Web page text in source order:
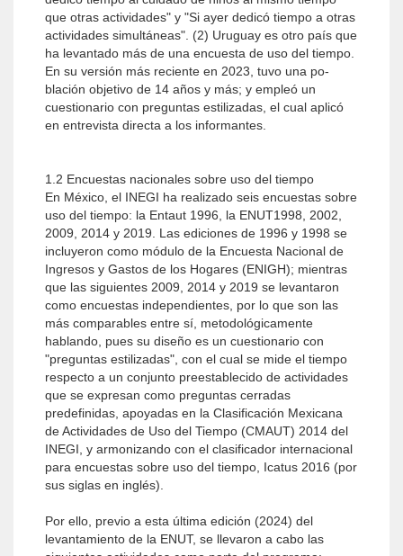
que otras actividades" y "Si ayer dedicó tiempo a otras
actividades simultáneas". (2) Uruguay es otro país que
ha levantado más de una encuesta de uso del tiempo.
En su versión más reciente en 2023, tuvo una po­
blación objetivo de 14 años y más; y empleó un
cuestionario con preguntas estilizadas, el cual aplicó
en entrevista directa a los informantes.
1.2 Encuestas nacionales sobre uso del tiempo
En México, el INEGI ha realizado seis encuestas sobre
uso del tiempo: la Entaut 1996, la ENUT1998, 2002,
2009, 2014 y 2019. Las ediciones de 1996 y 1998 se
incluyeron como módulo de la Encuesta Nacional de
Ingresos y Gastos de los Hogares (ENIGH); mientras
que las siguientes 2009, 2014 y 2019 se levantaron
como encuestas in­dependientes, por lo que son las
más comparables entre sí, metodológicamente
hablando, pues su diseño es un cuestionario con
"preguntas estilizadas", con el cual se mide el tiempo
respecto a un conjunto preestablecido de actividades
que se expresan como preguntas cerradas
predefinidas, apoyadas en la Clasificación Mexicana
de Acti­vidades de Uso del Tiempo (CMAUT) 2014 del
INEGI, y armonizando con el clasificador internacional
para encuestas sobre uso del tiempo, Icatus 2016 (por
sus siglas en inglés).
Por ello, previo a esta última edición (2024) del
levantamiento de la ENUT, se llevaron a cabo las